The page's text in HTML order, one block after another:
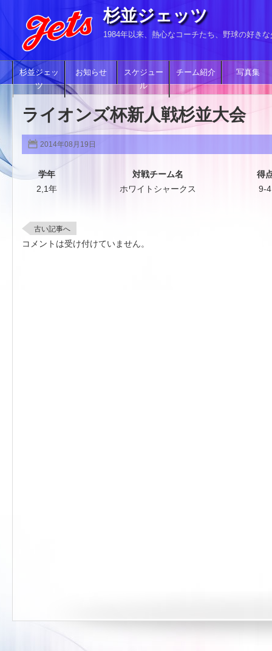
杉並ジェッツ
1984年以来、熱心なコーチたち、野球の好き
杉並ジェッ
ツ
お知らせ
スケジュー
ル
チーム紹介 写真集
ライオンズ杯新人戦杉並大会
2014年08月19日
学年 対戦チーム名
得
2,1年
ホワイトシャークス 9-4
古い記事へ
コメントは受け付けていません。